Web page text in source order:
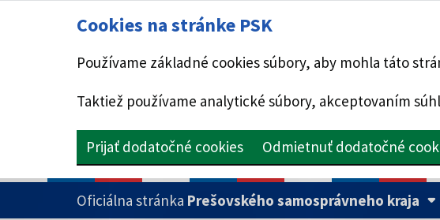
Cookies na stránke PSK
Používame základné cookies súbory, aby mohla táto
Taktiež používame analytické súbory, akceptovaním
Prijať dodatočné cookies Odmietnuť dodatočné
PRESKOČIŤ NA HLAVNÝ OBSAH
Oficiálna stránka Prešovského samosprávneho kraja